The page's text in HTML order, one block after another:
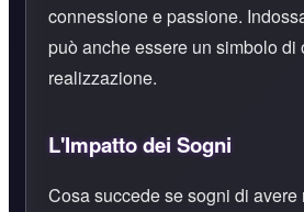
connessione e passione.
può anche essere un simbolo di
realizzazione.
L'Impatto dei Sogni
Cosa succede se sogni di avere